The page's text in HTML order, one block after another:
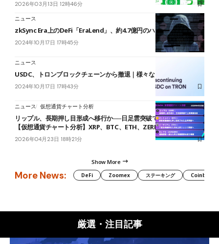
2026年03月13日 12時46分
ニュース
zkSync Era上のDeFi「EraLend」、約4.7億円のハッキング被害
2024年10月17日 17時45分
ニュース
USDC、トロンブロックチェーンから撤退｜様々なリスクを懸念
2024年10月17日 17時43分
ニュース 仮想通貨チャート分析
リップル、長期押し目形成へ移行か──日足雲突破で上昇再開に注目
【仮想通貨チャート分析】XRP、BTC、ETH、ZEREBRO
2026年04月23日 18時21分
Show More
More News: DeFi Zoomex ステーキング Coinbase
厳選・注目記事